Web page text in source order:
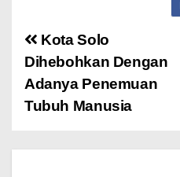
Kota Solo
Dihebohkan Dengan
Adanya Penemuan
Tubuh Manusia